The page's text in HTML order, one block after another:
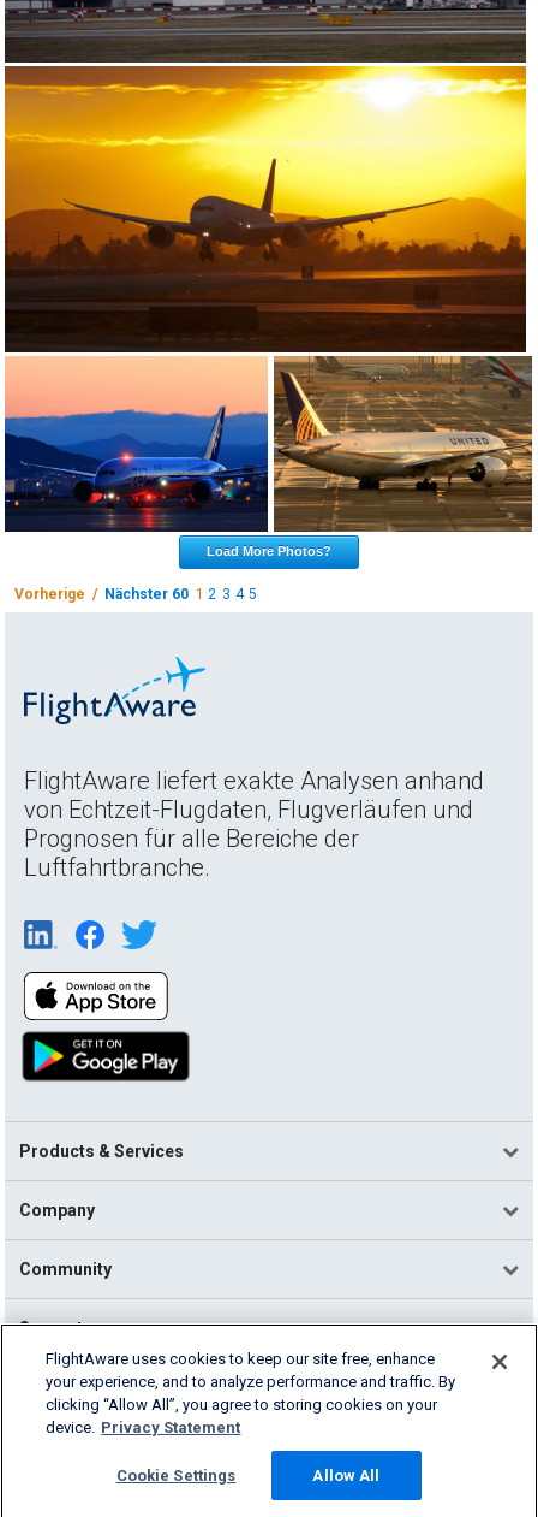
Load More Photos?
Vorherige / Nächster 60 12 3 4 5
FlightAware liefert exakte Analysen anhand
von Echtzeit-Flugdaten, Flugverläufen und
Prognosen für alle Bereiche der
Luftfahrtbranche.
Products & Services
Company
Community
Support
English (USA)
2026 FlightAware
Cookie Settings
FlightAware uses cookies to keep our site free, enhance
your experience, and to analyze performance and traffic. By
clicking “Allow All”, you agree to storing cookies on your
device. Privacy Statement
Cookie Settings Allow All